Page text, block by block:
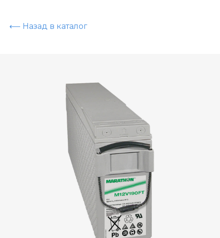
⟵ Назад в каталог